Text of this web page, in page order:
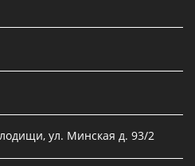
ул. Минская д. 93/2